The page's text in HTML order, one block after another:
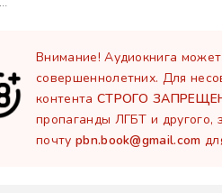
Внимание! Аудиокнига
совершеннолетних. Для
контента СТРОГО
пропаганды ЛГБТ и другого,
почту pbn.book@gmail.com